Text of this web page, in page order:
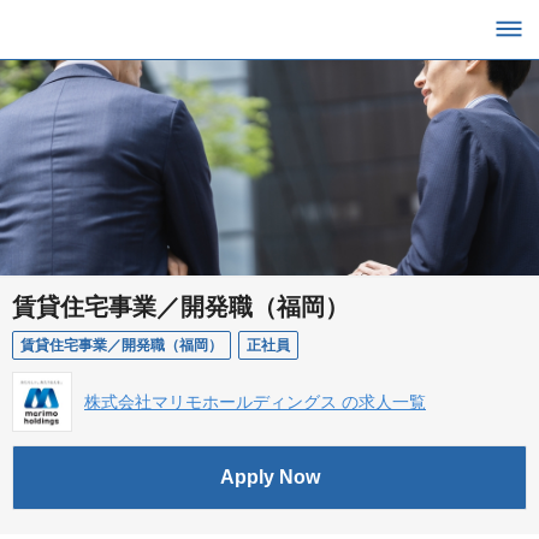
賃貸住宅事業／開発職（福岡）
賃貸住宅事業／開発職（福岡） 正社員
株式会社マリモホールディングス の求人一覧
Apply Now